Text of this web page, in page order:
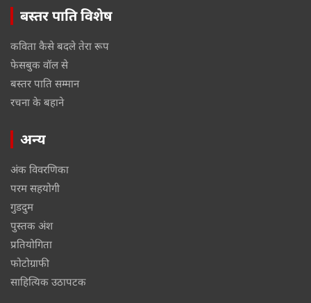
बस्तर पाति विशेष
कविता कैसे बदले तेरा रूप
फेसबुक वॉल से
बस्तर पाति सम्मान
रचना के बहाने
अन्य
अंक विवरणिका
परम सहयोगी
गुडदुम
पुस्तक अंश
प्रतियोगिता
फोटोग्राफी
साहित्यिक उठापटक